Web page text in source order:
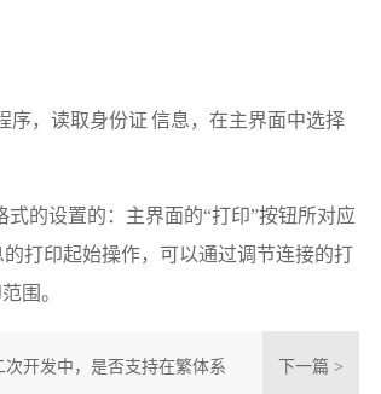
序，读取身份证 信息，在主界面中选择
的设置的：主界面的“打印”按钮所对应
打印起始操作，可以通过调节连接的打
围。
下一篇 >
次开发中，是否支持在繁体系